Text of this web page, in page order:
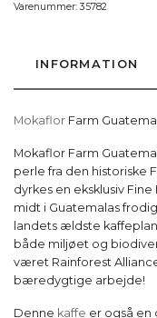
Varenummer: 35782
INFORMATION
Mokaflor Farm
Mokaflor Farm
perle fra den historiske
dyrkes en eksklusiv
midt i Guatemalas
landets ældste
både miljøet og
været Rainforest
bæredygtige arbejde!
Denne kaffe er også en